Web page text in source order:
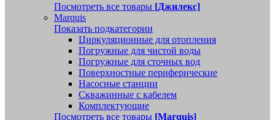
Посмотреть все товары [Джилекс]
Marquis
Показать подкатегории
Циркуляционные для отопления
Погружные для чистой воды
Погружные для сточных вод
Поверхностные периферические
Насосные станции
Скважинные с кабелем
Комплектующие
Посмотреть все товары [Marquis]